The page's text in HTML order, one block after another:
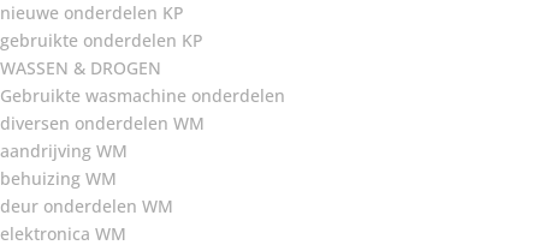
nieuwe onderdelen KP
gebruikte onderdelen KP
WASSEN & DROGEN
Gebruikte wasmachine onderdelen
diversen onderdelen WM
aandrijving WM
behuizing WM
deur onderdelen WM
elektronica WM